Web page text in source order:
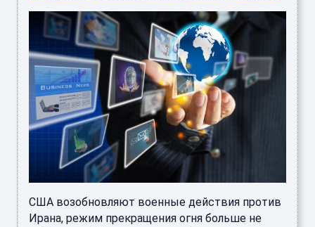
США возобновляют военные действия против
Ирана, режим прекращения огня больше не